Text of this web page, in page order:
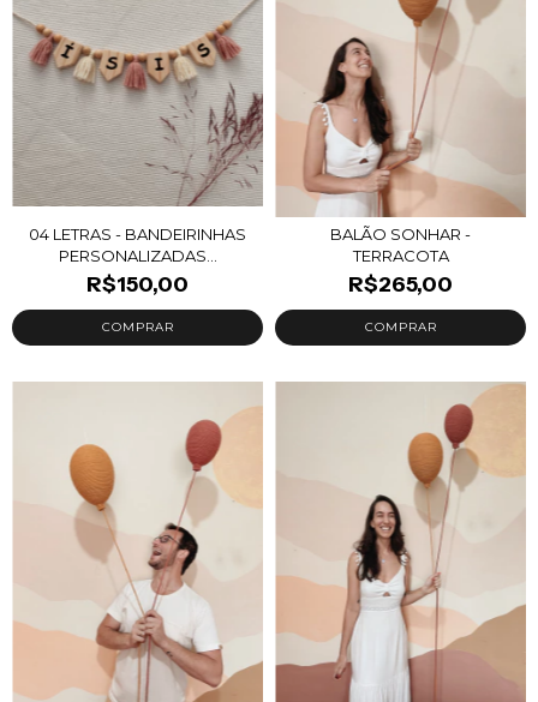
04 LETRAS - BANDEIRINHAS
PERSONALIZADAS...
R$150,00
BALÃO SONHAR -
TERRACOTA
R$265,00